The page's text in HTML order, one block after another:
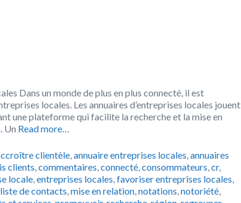
Dans un monde de plus en plus connecté, il est
locales. Les annuaires d’entreprises locales jouent
une plateforme qui facilite la recherche et la mise en
Un Read more…
clientèle,annuaire entreprises locales,annuaires
clients,commentaires,connecté,consommateurs,cr,
locale,entreprises locales,favoriser entreprises locales,
liste de contacts,mise en relation,notations,notoriété,